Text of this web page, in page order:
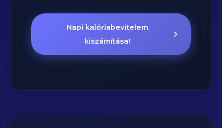
Napi kalóriabevitelem
kiszámítása!